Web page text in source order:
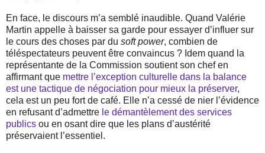
En face, le discours m’a semblé inaudible. Quand Valérie
Martin appelle à baisser sa garde pour essayer d’influer sur
le cours des choses par du soft power, combien de
téléspectateurs peuvent être convaincus ? Idem quand la
représentante de la Commission soutient son chef en
affirmant que mettre l’exception culturelle dans la balance
est une tactique de négociation pour mieux la préserver,
cela est un peu fort de café. Elle n’a cessé de nier l’évidence
en refusant d’admettre le démantèlement des services
publics ou en osant dire que les plans d’austérité
préservaient l’essentiel.